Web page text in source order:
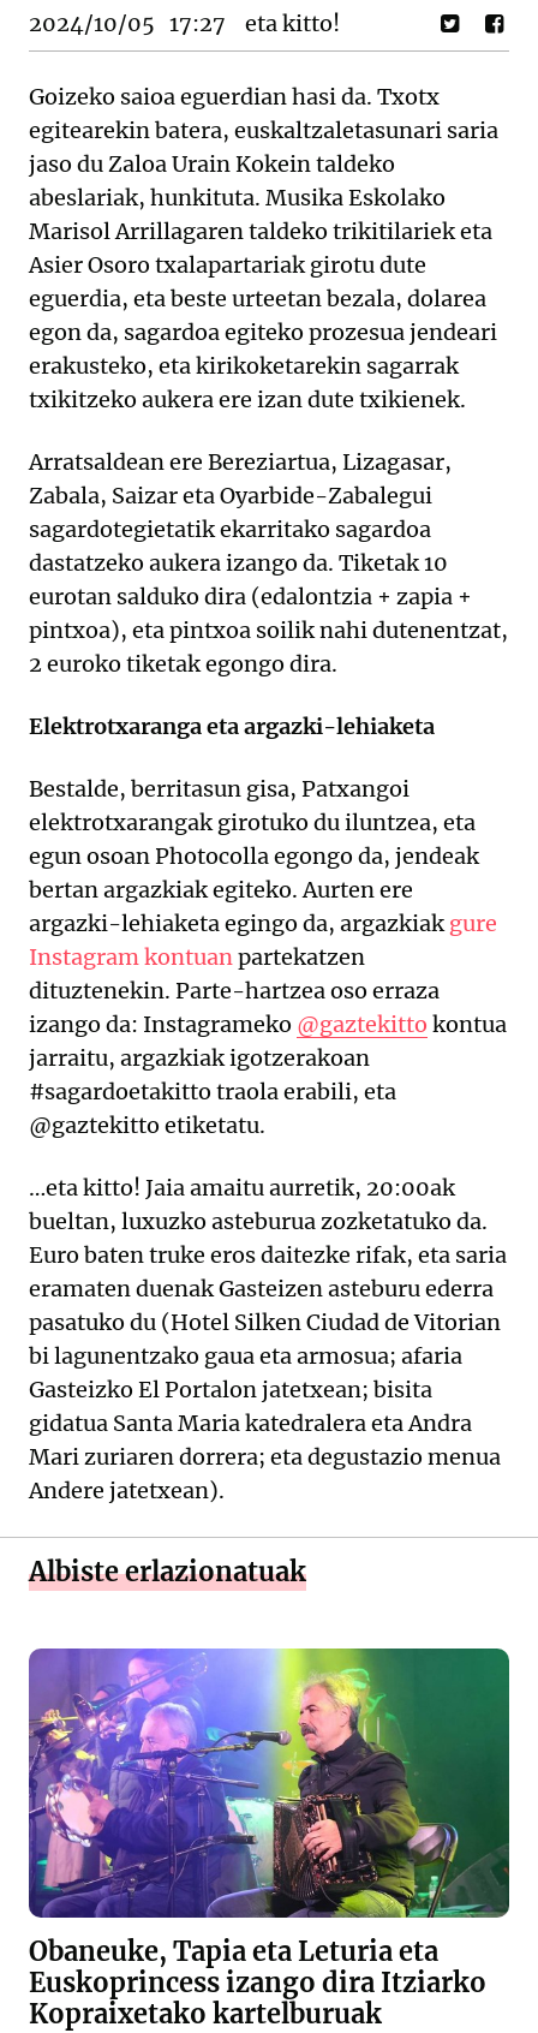
2024/10/05 17:27 eta kitto!
Goizeko saioa eguerdian hasi da. Txotx
egitearekin batera, euskaltzaletasunari saria
jaso du Zaloa Urain Kokein taldeko
abeslariak, hunkituta. Musika Eskolako
Marisol Arrillagaren taldeko trikitilariek eta
Asier Osoro txalapartariak girotu dute
eguerdia, eta beste urteetan bezala, dolarea
egon da, sagardoa egiteko prozesua jendeari
erakusteko, eta kirikoketarekin sagarrak
txikitzeko aukera ere izan dute txikienek.
Arratsaldean ere Bereziartua, Lizagasar,
Zabala, Saizar eta Oyarbide-Zabalegui
sagardotegietatik ekarritako sagardoa
dastatzeko aukera izango da. Tiketak 10
eurotan salduko dira (edalontzia + zapia +
pintxoa), eta pintxoa soilik nahi dutenentzat,
2 euroko tiketak egongo dira.
Elektrotxaranga eta argazki-lehiaketa
Bestalde, berritasun gisa, Patxangoi
elektrotxarangak girotuko du iluntzea, eta
egun osoan Photocolla egongo da, jendeak
bertan argazkiak egiteko. Aurten ere
argazki-lehiaketa egingo da, argazkiakgure
Instagram kontuanpartekatzen
dituztenekin. Parte-hartzea oso erraza
izango da: Instagrameko @gaztekitto kontua
jarraitu, argazkiak igotzerakoan
#sagardoetakitto traola erabili, eta
@gaztekitto etiketatu.
…eta kitto! Jaia amaitu aurretik, 20:00ak
bueltan, luxuzko asteburua zozketatuko da.
Euro baten truke eros daitezke rifak, eta saria
eramaten duenak Gasteizen asteburu ederra
pasatuko du (Hotel Silken Ciudad de Vitorian
bi lagunentzako gaua eta armosua; afaria
Gasteizko El Portalon jatetxean; bisita
gidatua Santa Maria katedralera eta Andra
Mari zuriaren dorrera; eta degustazio menua
Andere jatetxean).
Albiste erlazionatuak
Obaneuke, Tapia eta Leturia eta
Euskoprincess izango dira Itziarko
Kopraixetako kartelburuak